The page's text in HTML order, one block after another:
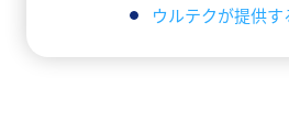
ウルテクが提供す